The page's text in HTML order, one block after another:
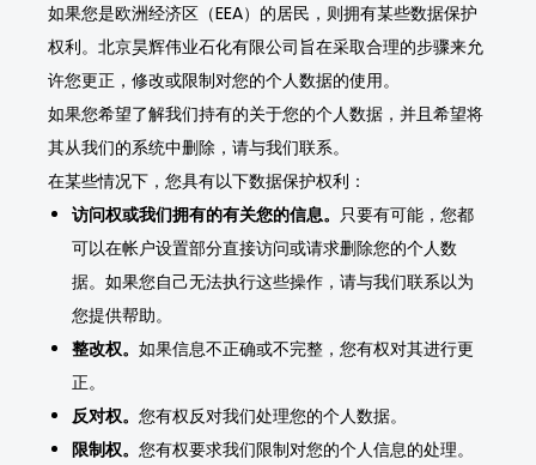
如果您是欧洲经济区（EEA）的居民，则拥有某些数据保护
权利。北京昊辉伟业石化有限公司旨在采取合理的步骤来允
许您更正，修改或限制对您的个人数据的使用。
如果您希望了解我们持有的关于您的个人数据，并且希望将
其从我们的系统中删除，请与我们联系。
在某些情况下，您具有以下数据保护权利：
访问权或我们拥有的有关您的信息。 只要有可能，您都
可以在帐户设置部分直接访问或请求删除您的个人数
据。如果您自己无法执行这些操作，请与我们联系以为
您提供帮助。
整改权。 如果信息不正确或不完整，您有权对其进行更
正。
反对权。 您有权反对我们处理您的个人数据。
限制权。 您有权要求我们限制对您的个人信息的处理。